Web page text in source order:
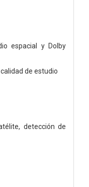
espacial y Dolby
de estudio
detección de